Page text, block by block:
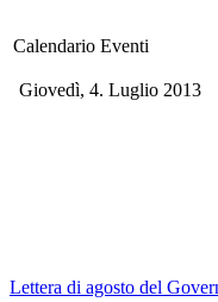
Calendario Eventi
Giovedì, 4. Luglio 2013
Lettera di agosto del